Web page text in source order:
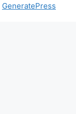
GeneratePress